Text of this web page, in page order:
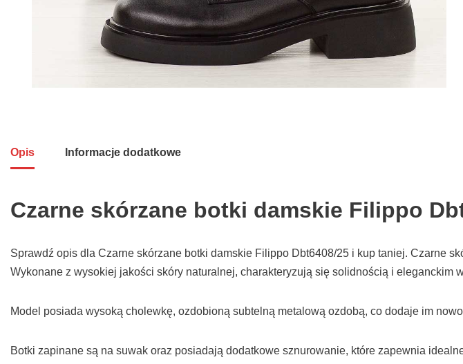
Opis Informacje dodatkowe
Czarne skórzane botki damskie Filippo
Sprawdź opis dla Czarne skórzane botki damskie Filippo Dbt6408/25 i kup taniej. Czarne
Wykonane z wysokiej jakości skóry naturalnej, charakteryzują się solidnością i eleganckim
Model posiada wysoką cholewkę, ozdobioną subtelną metalową ozdobą, co dodaje im
Botki zapinane są na suwak oraz posiadają dodatkowe sznurowanie, które zapewnia